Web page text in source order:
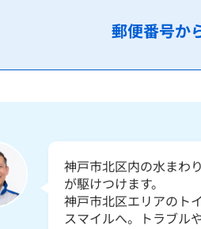
郵便番号か
神戸市北区内の水まわ
が駆けつけます。
神戸市北区エリアのト
スマイルへ。トラブル